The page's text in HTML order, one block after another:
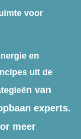
voor
en
uit de
n van
experts.
meer